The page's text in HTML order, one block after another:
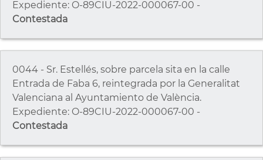
Expediente: O-89CIU-2022-000067-00 -
Contestada
0044 - Sr. Estellés, sobre parcela sita en la calle
Entrada de Faba 6, reintegrada por la Generalitat
Valenciana al Ayuntamiento de València.
Expediente: O-89CIU-2022-000067-00 -
Contestada